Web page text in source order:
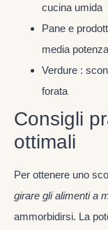
cucina umida
Pane e
media potenza
Verdure :
forata
Consigli
ottimali
Per ottenere uno
girare gli alimenti a
ammorbidirsi. La